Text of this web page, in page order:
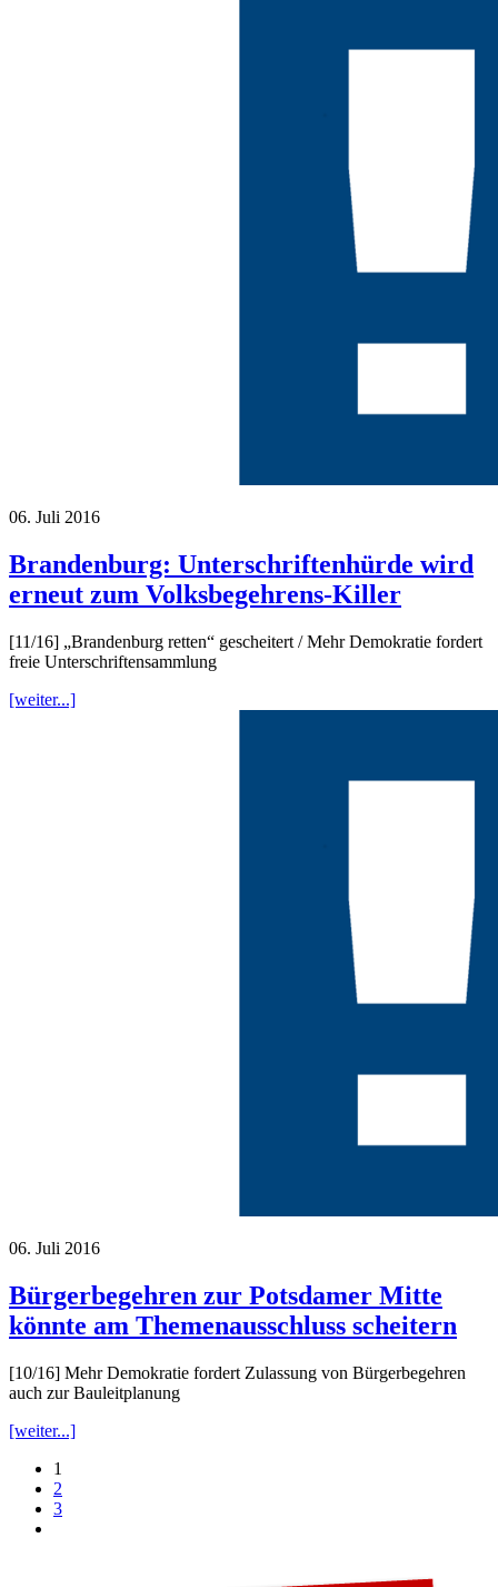
06. Juli 2016
Brandenburg: Unterschriftenhürde wird
erneut zum Volksbegehrens-Killer
[11/16] „Brandenburg retten“ gescheitert / Mehr Demokratie fordert
freie Unterschriftensammlung
[weiter...]
06. Juli 2016
Bürgerbegehren zur Potsdamer Mitte
könnte am Themenausschluss scheitern
[10/16] Mehr Demokratie fordert Zulassung von Bürgerbegehren
auch zur Bauleitplanung
[weiter...]
1
2
3